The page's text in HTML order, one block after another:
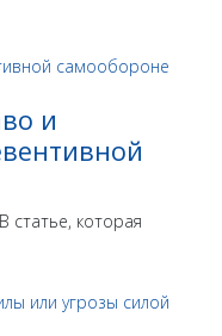
и
статье, которая